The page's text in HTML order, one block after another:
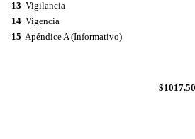
13Vigilancia
14Vigencia
15 Apéndice A (Informativo)